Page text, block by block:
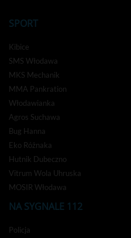
SPORT
Kibice
SMS Włodawa
MKS Mechanik
MMA Pankration
Włodawianka
Agros Suchawa
Bug Hanna
Eko Różnaka
Hutnik Dubeczno
Vitrum Wola Uhruska
MOSIR Włodawa
NA SYGNALE 112
Policja